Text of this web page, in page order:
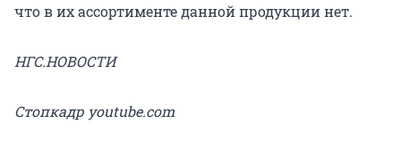
что в их ассортименте данной продукции нет.
НГС.НОВОСТИ
Стопкадр youtube.com